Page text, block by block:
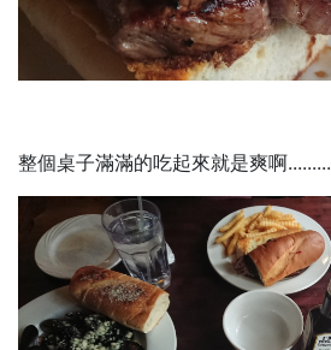
整個桌子滿滿的吃起來就是爽啊.........